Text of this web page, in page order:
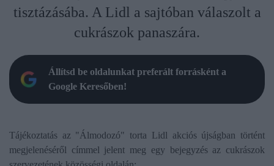
tisztázásába. A Lidl a sajtóban válaszolt a
cukrászok panaszára.
Állítsd be oldalunkat preferált forrásként a
Google Keresőben!
Tájékoztatás az "Álmodozó" torta Lidl akciós újságban történt
megjelenéséről címmel jelent meg egy bejegyzés az cukrászok